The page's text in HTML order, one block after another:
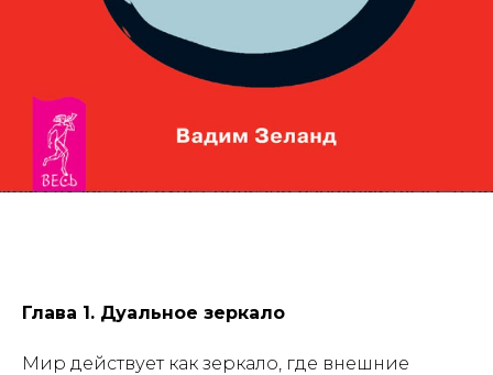
Глава 1. Дуальное зеркало
Мир действует как зеркало, где внешние